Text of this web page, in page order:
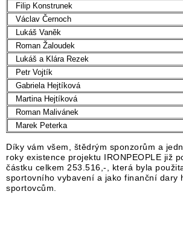
Filip Konstrunek
Václav Černoch
Lukáš Vaněk
Roman Žaloudek
Lukáš a Klára Rezek
Petr Vojtík
Gabriela Hejtíková
Martina Hejtíková
Roman Malivánek
Marek Peterka
Díky vám všem, štědrým sponzorům a
roky existence projektu IRONPEOPLE již
částku celkem 253.516,-, která byla
sportovního vybavení a jako finanční dary
sportovcům.